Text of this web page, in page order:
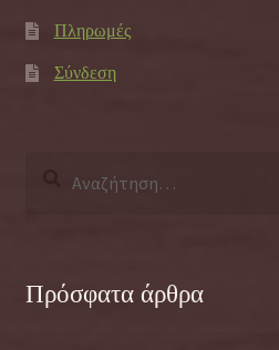
Πληρωμές
Σύνδεση
Πρόσφατα άρθρα